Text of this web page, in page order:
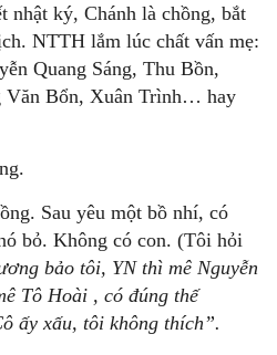
nhật ký, Chánh là chồng, bắt
NTTH lắm lúc chất vấn mẹ:
Quang Sáng, Thu Bồn,
Văn Bổn, Xuân Trình… hay
Sau yêu một bồ nhí, có
bỏ. Không có con. (Tôi hỏi
bảo tôi, YN thì mê Nguyễn
Tô Hoài , có đúng thế
ấy xấu, tôi không thích”.